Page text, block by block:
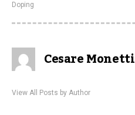
Doping
Cesare Monetti
View All Posts by Author